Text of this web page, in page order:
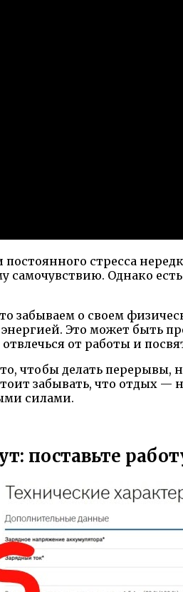
стресса
Однако
забываем о своем
Это может быть
от работы и
чтобы делать
забывать, что отдых
силами.
поставьте